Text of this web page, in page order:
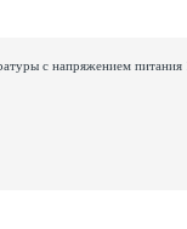
с напряжением